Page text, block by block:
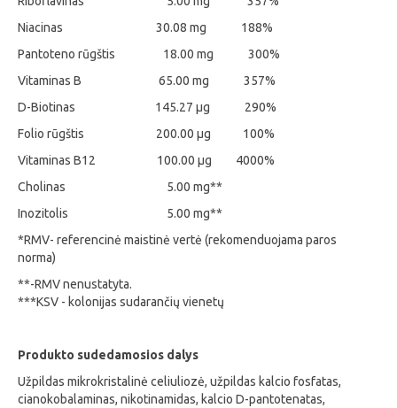
Niacinas 30.08 mg 188%
Pantoteno rūgštis 18.00 mg 300%
Vitaminas B 65.00 mg 357%
D-Biotinas 145.27 µg 290%
Folio rūgštis 200.00 µg 100%
Vitaminas B12 100.00 µg 4000%
Cholinas 5.00 mg**
Inozitolis 5.00 mg**
*RMV- referencinė maistinė vertė (rekomenduojama paros
norma)
**-RMV nenustatyta.
***KSV - kolonijas sudarančių vienetų
Produkto sudedamosios dalys
Užpildas mikrokristalinė celiuliozė, užpildas kalcio fosfatas,
cianokobalaminas, nikotinamidas, kalcio D-pantotenatas,